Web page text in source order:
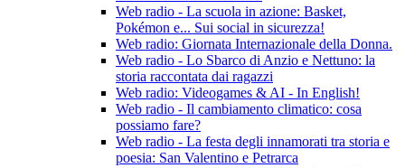
Web radio - La scuola in azione: Basket,
Pokémon e... Sui social in sicurezza!
Web radio: Giornata Internazionale della Donna.
Web radio - Lo Sbarco di Anzio e Nettuno: la
storia raccontata dai ragazzi
Web radio: Videogames & AI - In English!
Web radio - Il cambiamento climatico: cosa
possiamo fare?
Web radio - La festa degli innamorati tra storia e
poesia: San Valentino e Petrarca